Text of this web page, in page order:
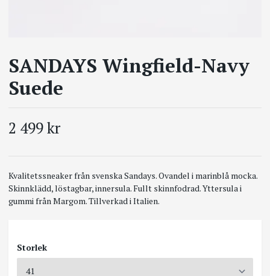
SANDAYS Wingfield-Navy
Suede
2 499 kr
Kvalitetssneaker från svenska Sandays. Ovandel i marinblå mocka.
Skinnklädd, löstagbar, innersula. Fullt skinnfodrad. Yttersula i
gummi från Margom. Tillverkad i Italien.
Storlek